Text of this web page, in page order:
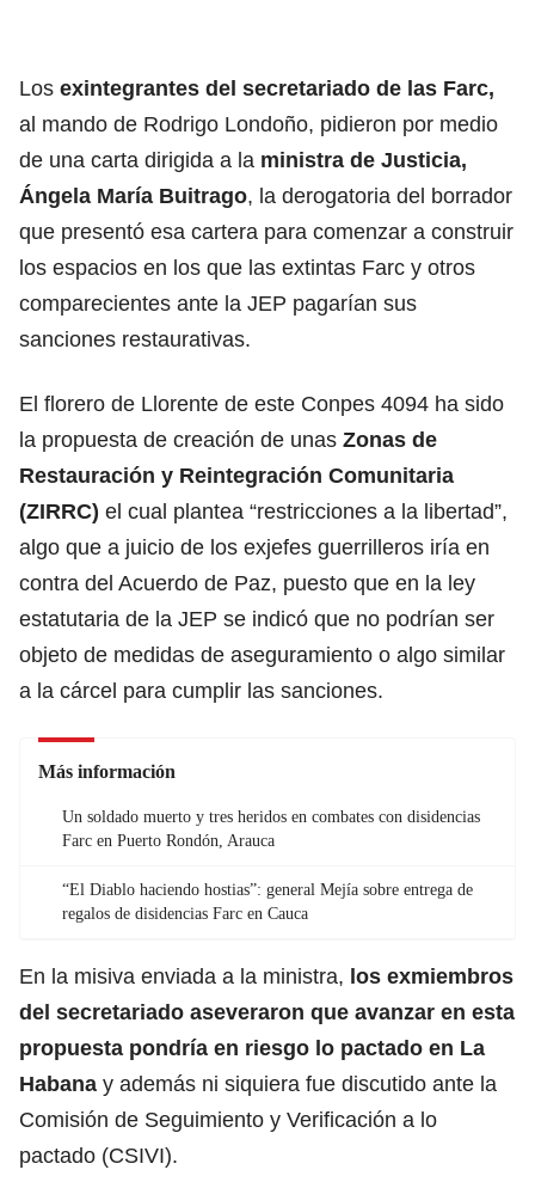
Los exintegrantes del secretariado de las Farc,
al mando de Rodrigo Londoño, pidieron por medio
de una carta dirigida a la ministra de Justicia,
Ángela María Buitrago, la derogatoria del borrador
que presentó esa cartera para comenzar a construir
los espacios en los que las extintas Farc y otros
comparecientes ante la JEP pagarían sus
sanciones restaurativas.
El florero de Llorente de este Conpes 4094 ha sido
la propuesta de creación de unas Zonas de
Restauración y Reintegración Comunitaria
(ZIRRC) el cual plantea “restricciones a la libertad”,
algo que a juicio de los exjefes guerrilleros iría en
contra del Acuerdo de Paz, puesto que en la ley
estatutaria de la JEP se indicó que no podrían ser
objeto de medidas de aseguramiento o algo similar
a la cárcel para cumplir las sanciones.
Más información
Un soldado muerto y tres heridos en combates con disidencias
Farc en Puerto Rondón, Arauca
“El Diablo haciendo hostias”: general Mejía sobre entrega de
regalos de disidencias Farc en Cauca
En la misiva enviada a la ministra, los exmiembros
del secretariado aseveraron que avanzar en esta
propuesta pondría en riesgo lo pactado en La
Habana y además ni siquiera fue discutido ante la
Comisión de Seguimiento y Verificación a lo
pactado (CSIVI).